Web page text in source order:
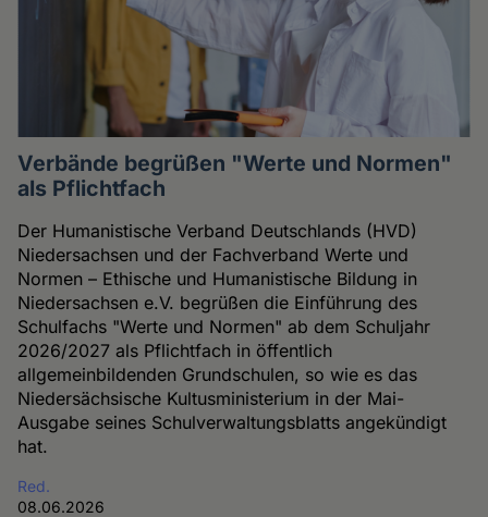
Verbände begrüßen "Werte und Normen"
als Pflichtfach
Der Humanistische Verband Deutschlands (HVD)
Niedersachsen und der Fachverband Werte und
Normen – Ethische und Humanistische Bildung in
Niedersachsen e.V. begrüßen die Einführung des
Schulfachs "Werte und Normen" ab dem Schuljahr
2026/2027 als Pflichtfach in öffentlich
allgemeinbildenden Grundschulen, so wie es das
Niedersächsische Kultusministerium in der Mai-
Ausgabe seines Schulverwaltungsblatts angekündigt
hat.
Red.
08.06.2026